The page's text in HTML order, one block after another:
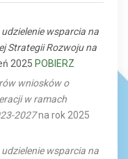
wsparcia na
Strategii Rozwoju na
2025 POBIERZ
wniosków o
w ramach
2027na rok 2025
wsparcia na